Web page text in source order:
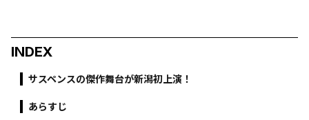
INDEX
サスペンスの傑作舞台が新潟初上演！
あらすじ